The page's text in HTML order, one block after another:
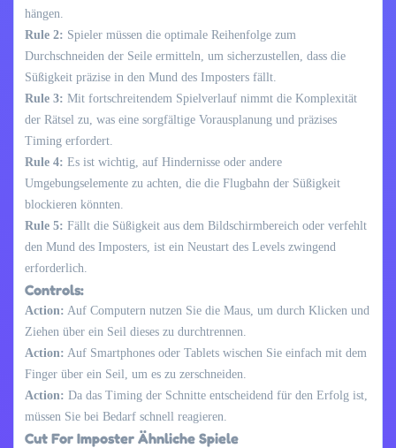
hängen.
Rule 2: Spieler müssen die optimale Reihenfolge zum
Durchschneiden der Seile ermitteln, um sicherzustellen, dass die
Süßigkeit präzise in den Mund des Imposters fällt.
Rule 3: Mit fortschreitendem Spielverlauf nimmt die Komplexität
der Rätsel zu, was eine sorgfältige Vorausplanung und präzises
Timing erfordert.
Rule 4: Es ist wichtig, auf Hindernisse oder andere
Umgebungselemente zu achten, die die Flugbahn der Süßigkeit
blockieren könnten.
Rule 5: Fällt die Süßigkeit aus dem Bildschirmbereich oder verfehlt
den Mund des Imposters, ist ein Neustart des Levels zwingend
erforderlich.
Controls:
Action: Auf Computern nutzen Sie die Maus, um durch Klicken und
Ziehen über ein Seil dieses zu durchtrennen.
Action: Auf Smartphones oder Tablets wischen Sie einfach mit dem
Finger über ein Seil, um es zu zerschneiden.
Action: Da das Timing der Schnitte entscheidend für den Erfolg ist,
müssen Sie bei Bedarf schnell reagieren.
Cut For Imposter Ähnliche Spiele